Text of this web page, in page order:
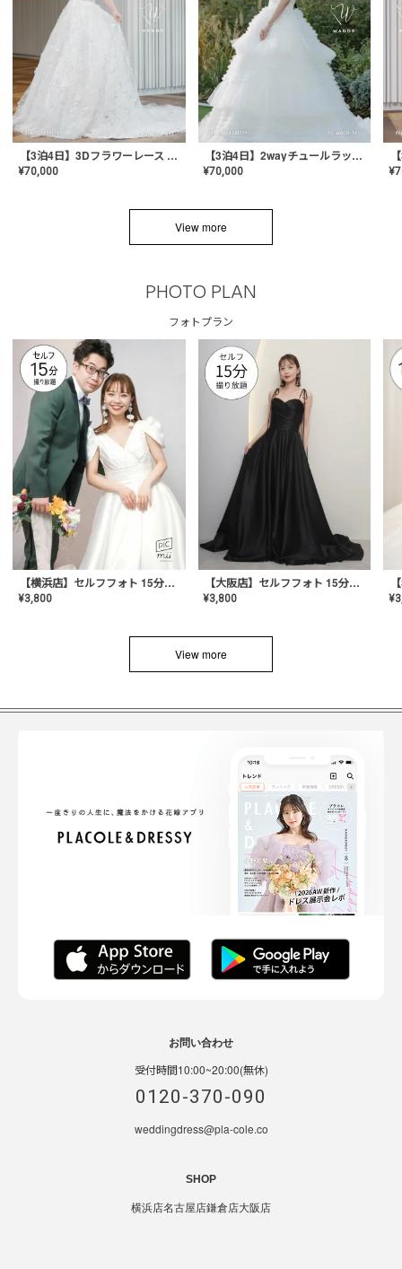
【3泊4日】3Dフラワーレース ドレス〈PD-WDOR-331〉
¥70,000
【3泊4日】2wayチュールラッフルドレス〈PD-WDOR-341RTL〉
¥70,000 ¥
View more
PHOTO PLAN
フォトプラン
【横浜店】セルフフォト 15分撮り放題プラン
¥3,800
【大阪店】セルフフォト 15分撮り放題プラン
¥3,800 ¥
View more
お問い合わせ
受付時間10:00~20:00(無休)
0120-370-090
weddingdress@pla-cole.co
SHOP
横浜店名古屋店鎌倉店大阪店